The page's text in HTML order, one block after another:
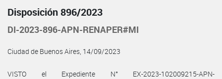
Disposición 896/2023
DI-2023-896-APN-RENAPER#MI
Ciudad de Buenos Aires, 14/09/2023
VISTO el Expediente N° EX-2023-102009215-APN-